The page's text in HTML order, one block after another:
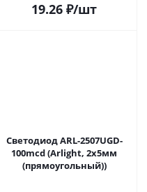
19.26 ₽/шт
Светодиод ARL-2507UGD-
100mcd (Arlight, 2x5мм
(прямоугольный))